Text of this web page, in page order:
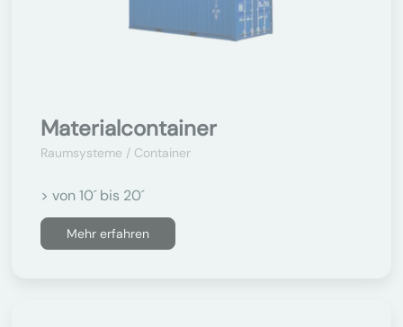
Materialcontainer
Raumsysteme / Container
> von 10´ bis 20´
Mehr erfahren